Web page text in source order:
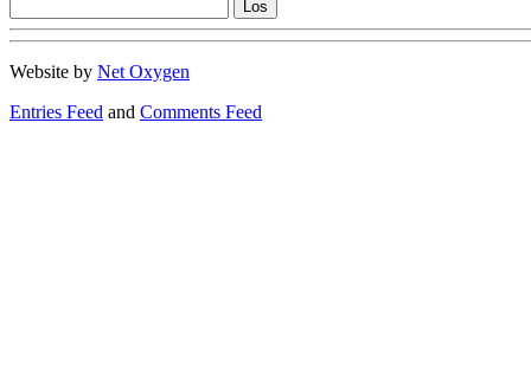
Website by Net Oxygen
Entries Feed and Comments Feed